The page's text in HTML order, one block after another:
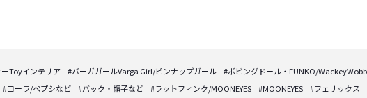
Toyインテリア #バーガガールVarga Girl/ピンナップガール #ボビングドール・FUNKO/
#コーラ/ペプシなど #バック・帽子など #ラットフィンク/MOONEYES #MOONEYES #フェリックス